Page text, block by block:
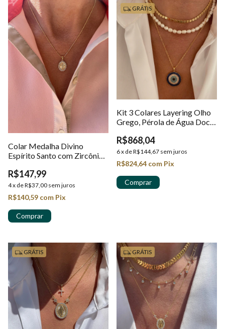
Colar Medalha Divino
Espírito Santo com Zircônias
R$147,99
4x deR$37,00 sem juros
R$140,59 com Pix
GRÁTIS
Kit 3 Colares Layering Olho
Grego, Pérola de Água Doce
18k
R$868,04
6x deR$144,67 sem juros
R$824,64 com Pix
GRÁTIS GRÁTIS